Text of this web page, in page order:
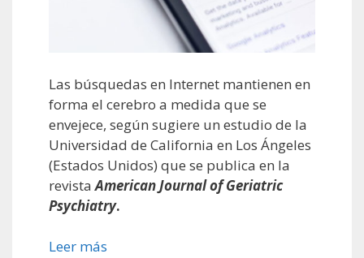
Las búsquedas en Internet mantienen en
forma el cerebro a medida que se
envejece, según sugiere un estudio de la
Universidad de California en Los Ángeles
(Estados Unidos) que se publica en la
revista American Journal of Geriatric
Psychiatry.
Leer más